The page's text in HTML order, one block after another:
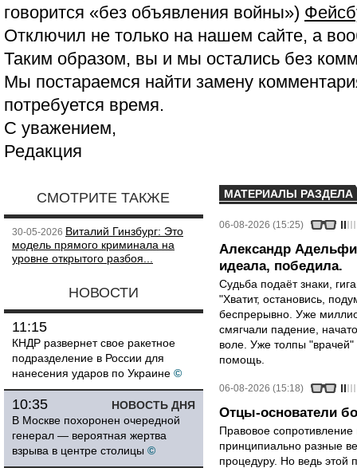
говорится «без объявления войны»)
Отключил не только на нашем сайте, а
Таким образом, вы и мы остались без
Мы постараемся найти замену
потребуется время.
С уважением,
Редакция
СМОТРИТЕ ТАКЖЕ
30-05-2026 Виталий Гинзбург: Это
модель прямого криминала на
уровне открытого разбоя...
НОВОСТИ
11:15
КНДР развернет свое ракетное
подразделение в России для
нанесения ударов по Украине ©
НОВОСТЬ ДНЯ
10:35
В Москве похоронен очередной
генерал — вероятная жертва
взрыва в центре столицы ©
МАТЕРИАЛЫ РАЗДЕЛА
06-08-2026 (15:25)
Александр
идеала, победила.
Судьба подаёт знаки,
"Хватит, остановись,
беспрерывно. Уже
смягчали падение,
воле. Уже толпы
помощь.
06-08-2026 (15:18)
Отцы-основатели
Правовое
принципиально разные
процедуру. Но ведь этой